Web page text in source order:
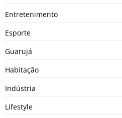
Entretenimento
Esporte
Guarujá
Habitação
Indústria
Lifestyle